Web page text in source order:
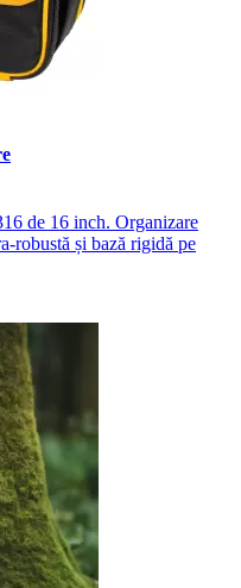
de 16 inch. Organizare
robustă și bază rigidă pe